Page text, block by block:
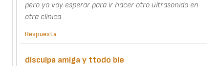
pero yo voy esperar para ir hacer otro ultrasonido en
otra clínica
Respuesta
disculpa amiga y ttodo bie